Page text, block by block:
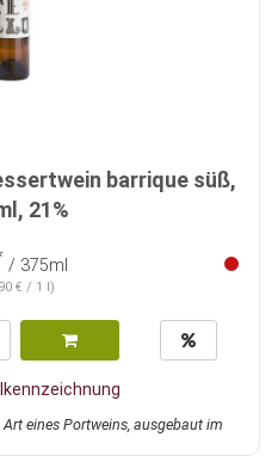
barrique süß,
21%
/ 375ml
€ / 1 l)
eines Portweins, ausgebaut im